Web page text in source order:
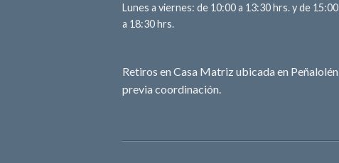
Lunes a viernes: de 10:00 a 13:30 hrs. y de 15:00
a 18:30 hrs.
Retiros en Casa Matriz ubicada en Peñalolén
previa coordinación.